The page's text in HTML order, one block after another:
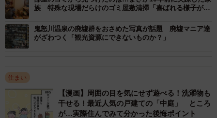
っていることに気づき、すぐに工事を中断したのですが、
すでに隣家の一部が解体されてしまっていました。
ー誤って解体された家はどのように算定されるのでしょう
実際に壊された部分を調査して、写真や技術資料を作成し
ます。柱の状態や壁材などを確認して、同じ仕様で原状復
帰させるにはどれくらい費用が掛かるかを算定しました。
族 特殊な現場だらけのゴミ屋敷清掃「喜ばれる様子がや
鬼怒川温泉の廃墟群をおさめた写真が話題 廃墟マニア達
がざわつく「観光資源にできないものか？」
住まい
【漫画】周囲の目を気にせず遊べる！洗濯物も
干せる！最近人気の戸建ての「中庭」 ところ
が…実際住んでみて分かった後悔ポイント